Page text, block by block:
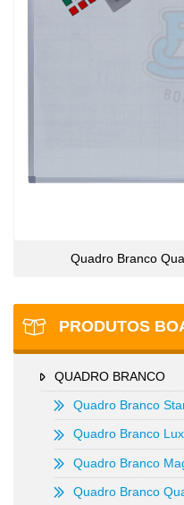
PRODUTOS
QUADRO BRANCO
Quadro Branco
Quadro Branco
Quadro Branco
Quadro Branco
Quadro Branco